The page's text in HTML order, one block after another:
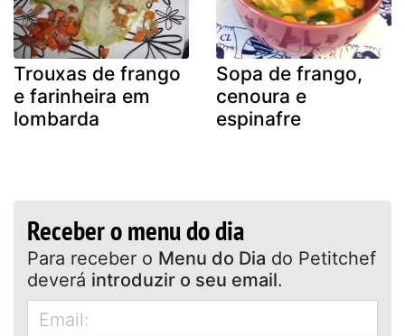
Trouxas de frango
e farinheira em
lombarda
Sopa de frango,
cenoura e
espinafre
Receber o menu do dia
Para receber o Menu do Dia do Petitchef
deverá introduzir o seu email.